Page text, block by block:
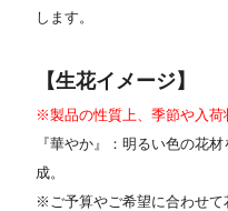
します。
【生花イメージ】
※製品の性質上、季節や入荷
『華やか』：明るい色の花
成。
※ご予算やご希望に合わせて